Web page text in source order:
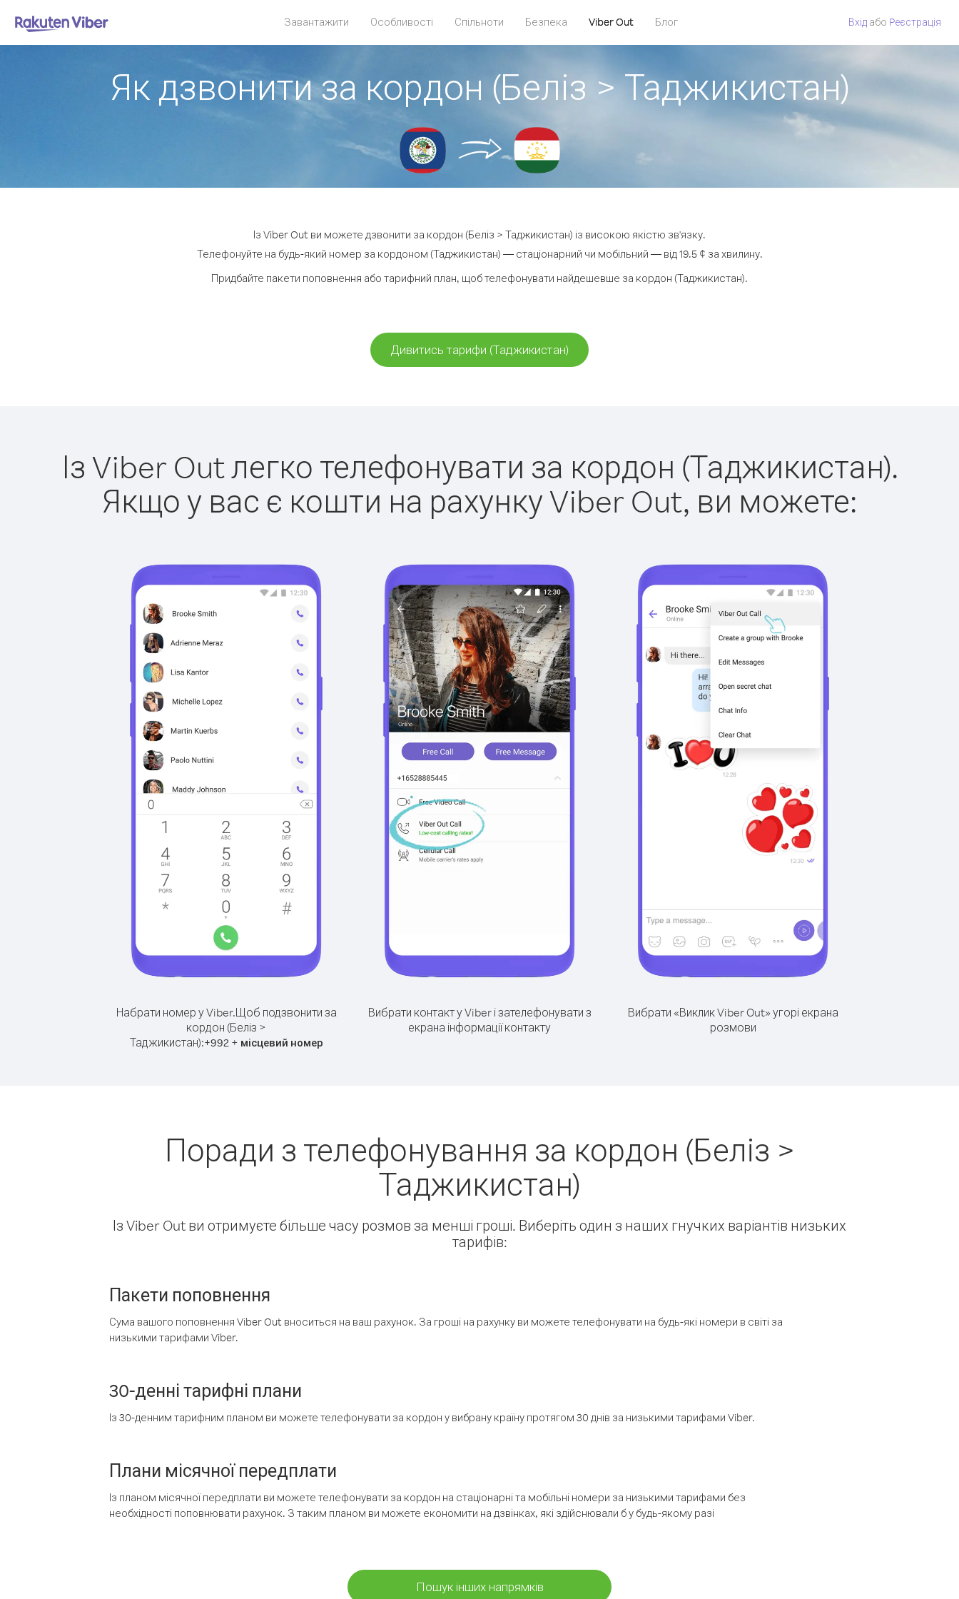
Завантажити Особливості Спільноти Безпека Viber Out Блог Вхід або Pеєстрація
Як дзвонити за кордон (Беліз > Таджикистан)
Із Viber Out ви можете дзвонити за кордон (Беліз > Таджикистан) із високою якістю зв'язку.
Телефонуйте на будь-який номер за кордоном (Таджикистан) — стаціонарний чи мобільний — від 19.5 ¢ за хвилину.
Придбайте пакети поповнення або тарифний план, щоб телефонувати найдешевше за кордон (Таджикистан).
Дивитись тарифи (Таджикистан)
Із Viber Out легко телефонувати за кордон (Таджикистан).
Якщо у вас є кошти на рахунку Viber Out, ви можете:
Набрати номер у Viber.Щоб подзвонити за
кордон (Беліз >
Таджикистан):+992+ місцевий номер
Вибрати контакт у Viber і зателефонувати з
екрана інформації контакту
Вибрати «Виклик Viber Out» угорі екрана
розмови
Поради з телефонування за кордон (Беліз >
Таджикистан)
Із Viber Out ви отримуєте більше часу розмов за менші гроші. Виберіть один з наших гнучких варіантів низьких
тарифів:
Пакети поповнення
Сума вашого поповнення Viber Out вноситься на ваш рахунок. За гроші на рахунку ви можете телефонувати на будь-які номери в світі за
низькими тарифами Viber.
30-денні тарифні плани
Із 30-денним тарифним планом ви можете телефонувати за кордон у вибрану країну протягом 30 днів за низькими тарифами Viber.
Плани місячної передплати
Із планом місячної передплати ви можете телефонувати за кордон на стаціонарні та мобільні номери за низькими тарифами без
необхідності поповнювати рахунок. З таким планом ви можете економити на дзвінках, які здійснювали б у будь-якому разі
Пошук інших напрямків